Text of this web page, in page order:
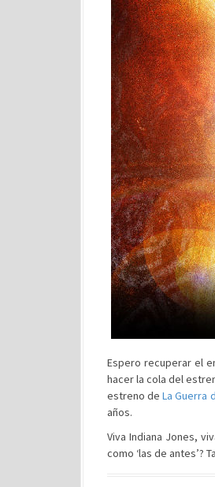
Espero recuperar el
hacer la cola del
estreno deLa Guerra
años.
Viva Indiana Jones,
como ‘las de antes’?